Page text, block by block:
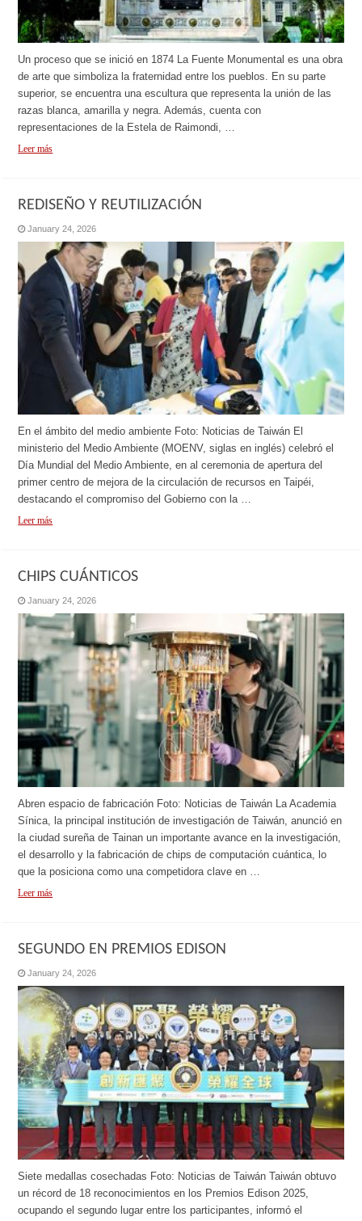
Un proceso que se inició en 1874 La Fuente Monumental es una obra
de arte que simboliza la fraternidad entre los pueblos. En su parte
superior, se encuentra una escultura que representa la unión de las
razas blanca, amarilla y negra. Además, cuenta con
representaciones de la Estela de Raimondi, …
Leer más
REDISEÑO Y REUTILIZACIÓN
January 24, 2026
En el ámbito del medio ambiente Foto: Noticias de Taiwán El
ministerio del Medio Ambiente (MOENV, siglas en inglés) celebró el
Día Mundial del Medio Ambiente, en al ceremonia de apertura del
primer centro de mejora de la circulación de recursos en Taipéi,
destacando el compromiso del Gobierno con la …
Leer más
CHIPS CUÁNTICOS
January 24, 2026
Abren espacio de fabricación Foto: Noticias de Taiwán La Academia
Sínica, la principal institución de investigación de Taiwán, anunció en
la ciudad sureña de Tainan un importante avance en la investigación,
el desarrollo y la fabricación de chips de computación cuántica, lo
que la posiciona como una competidora clave en …
Leer más
SEGUNDO EN PREMIOS EDISON
January 24, 2026
Siete medallas cosechadas Foto: Noticias de Taiwán Taiwán obtuvo
un récord de 18 reconocimientos en los Premios Edison 2025,
ocupando el segundo lugar entre los participantes, informó el